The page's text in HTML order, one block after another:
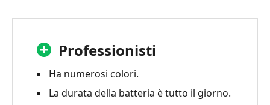
Professionisti
Ha numerosi colori.
La durata della batteria è tutto il giorno.